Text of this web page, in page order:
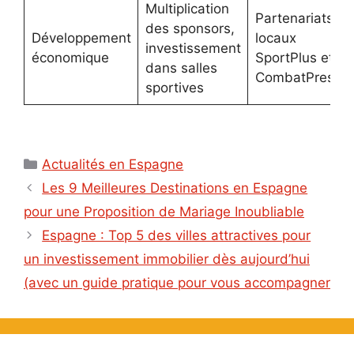
Développement
économique
Multiplication
des sponsors,
investissement
dans salles
sportives
Partenariats
locaux
SportPlus et
Catégories
Actualités en Espagne
Les 9 Meilleures Destinations en Espagne
pour une Proposition de Mariage Inoubliable
Espagne : Top 5 des villes attractives pour
un investissement immobilier dès aujourd’hui
(avec un guide pratique pour vous accompagner